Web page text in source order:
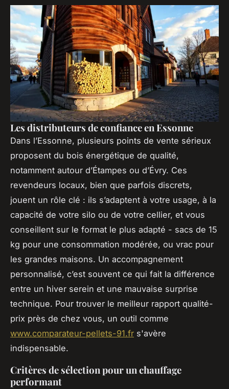
Les distributeurs de confiance en Essonne
Dans l’Essonne, plusieurs points de vente sérieux
proposent du bois énergétique de qualité,
notamment autour d’Étampes ou d’Évry. Ces
revendeurs locaux, bien que parfois discrets,
jouent un rôle clé : ils s’adaptent à votre usage, à la
capacité de votre silo ou de votre cellier, et vous
conseillent sur le format le plus adapté - sacs de 15
kg pour une consommation modérée, ou vrac pour
les grandes maisons. Un accompagnement
personnalisé, c’est souvent ce qui fait la différence
entre un hiver serein et une mauvaise surprise
technique. Pour trouver le meilleur rapport qualité-
prix près de chez vous, un outil comme
www.comparateur-pellets-91.fr s'avère
indispensable.
Critères de sélection pour un chauffage
performant